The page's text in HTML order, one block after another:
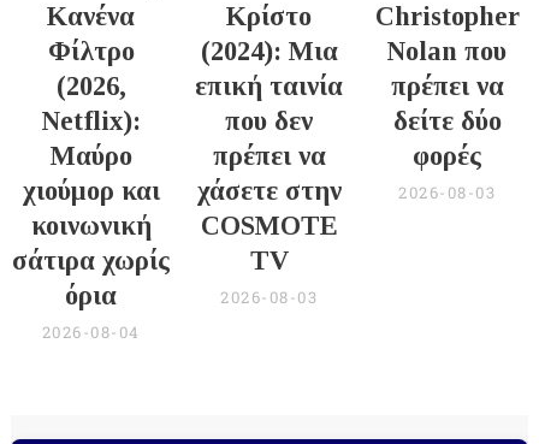
Κανένα
Φίλτρο
(2026,
Netflix):
Μαύρο
χιούμορ και
κοινωνική
σάτιρα χωρίς
όρια
2026-08-04
Κρίστο
(2024): Μια
επική ταινία
που δεν
πρέπει να
χάσετε στην
COSMOTE
TV
2026-08-03
Christopher
Nolan που
πρέπει να
δείτε δύο
φορές
2026-08-03